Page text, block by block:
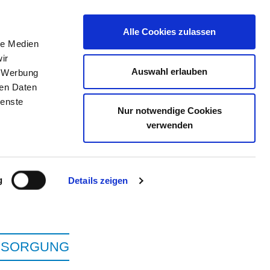
Medien
Daten
Details zeigen
Alle Cookies zulassen
Auswahl erlauben
Nur notwendige Cookies
verwenden